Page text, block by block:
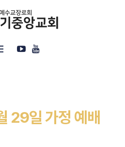
29일 가정 예배